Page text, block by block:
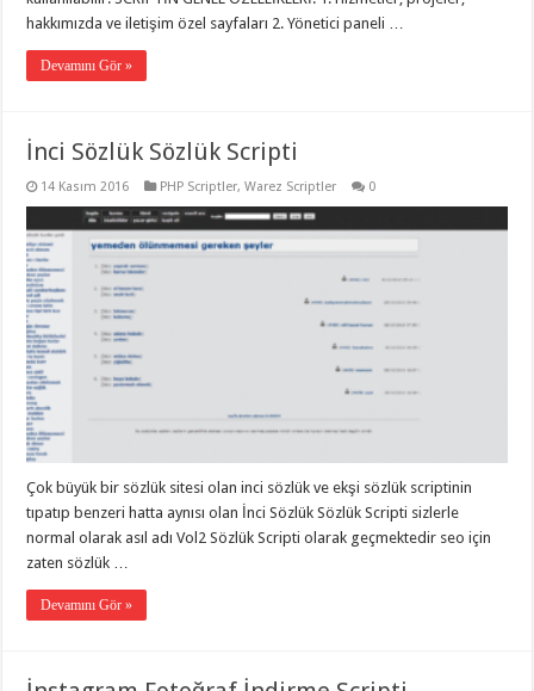
hakkımızda ve iletişim özel sayfaları 2. Yönetici paneli …
Devamını Gör »
İnci Sözlük Sözlük Scripti
14 Kasım 2016 PHP Scriptler,Warez Scriptler 0
Çok büyük bir sözlük sitesi olan inci sözlük ve ekşi sözlük scriptinin
tıpatıp benzeri hatta aynısı olan İnci Sözlük Sözlük Scripti sizlerle
normal olarak asıl adı Vol2 Sözlük Scripti olarak geçmektedir seo için
zaten sözlük …
Devamını Gör »